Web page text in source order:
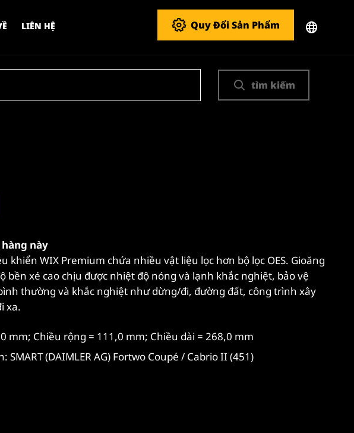
LIÊN HỆ Quy Đổi Sản Phẩm
tìm kiếm
này
khiển WIX Premium chứa nhiều vật liệu lọc hơn bộ lọc OES. Gioăng
bền xé cao chịu được nhiệt độ nóng và lạnh khắc nghiệt, bảo vệ
thường và khắc nghiệt như dừng/đi, đường đất, công trình xây
xa.
mm; Chiều rộng = 111,0 mm; Chiều dài = 268,0 mm
SMART (DAIMLER AG) Fortwo Coupé / Cabrio II (451)